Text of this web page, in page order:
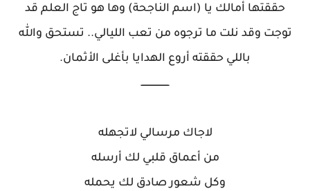
حققتها أمالك يا (اسم الناجحة) وها هو تاج العلم قد
توجت وقد نلت ما ترجوه من تعب الليالي.. تستحق والله
باللي حققته أروع الهدايا بأغلى الأثمان.
ــــــــــــــــــــ
لاجاك مرسالي لاتجهله
من أعماق قلبي لك أرسله
وكل شعور صادق لك يحمله